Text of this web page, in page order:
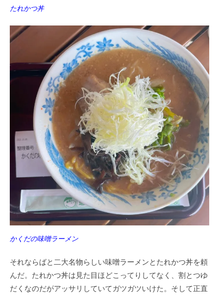
たれかつ丼
かくだの味噌ラーメン
それならばと二大名物らしい味噌ラーメンとたれかつ丼を頼
んだ。たれかつ丼は見た目ほどこってりしてなく、割とつゆ
だくなのだがアッサリしていてガツガツいけた。そして正直